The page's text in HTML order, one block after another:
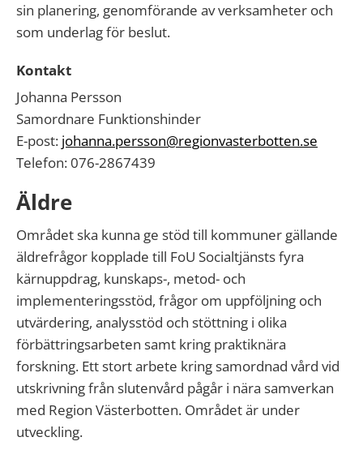
sin planering, genomförande av verksamheter och
som underlag för beslut.
Kontakt
Johanna Persson
Samordnare Funktionshinder
E-post: johanna.persson@regionvasterbotten.se
Telefon: 076-2867439
Äldre
Området ska kunna ge stöd till kommuner gällande
äldrefrågor kopplade till FoU Socialtjänsts fyra
kärnuppdrag, kunskaps-, metod- och
implementeringsstöd, frågor om uppföljning och
utvärdering, analysstöd och stöttning i olika
förbättringsarbeten samt kring praktiknära
forskning. Ett stort arbete kring samordnad vård vid
utskrivning från slutenvård pågår i nära samverkan
med Region Västerbotten. Området är under
utveckling.